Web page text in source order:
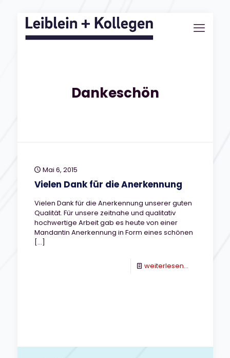
Dankeschön
Mai 6, 2015
Vielen Dank für die Anerkennung
Vielen Dank für die Anerkennung unserer guten
Qualität. Für unsere zeitnahe und qualitativ
hochwertige Arbeit gab es heute von einer
Mandantin Anerkennung in Form eines schönen
[…]
weiterlesen...-